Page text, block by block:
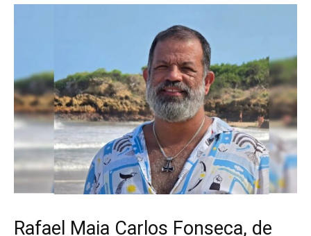
Rafael Maia Carlos Fonseca, de